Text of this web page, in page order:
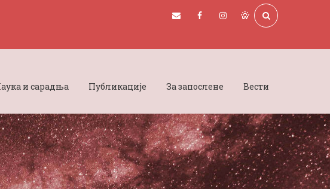
и сарадња Публикације За запослене Вести